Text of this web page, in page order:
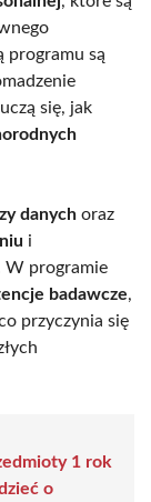
programu są
się, jak
danych oraz
i
W programie
badawcze,
przyczynia się
1 rok
o